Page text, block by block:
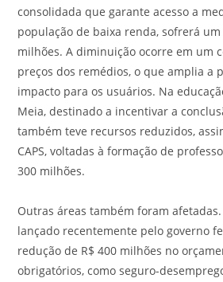
consolidada que garante acesso a
população de baixa renda, sofrerá um
milhões. A diminuição ocorre em um
preços dos remédios, o que amplia a
impacto para os usuários. Na
Meia, destinado a incentivar a
também teve recursos reduzidos,
CAPS, voltadas à formação de
300 milhões.
Outras áreas também foram afetadas.
lançado recentemente pelo governo
redução de R$ 400 milhões no
obrigatórios, como seguro-